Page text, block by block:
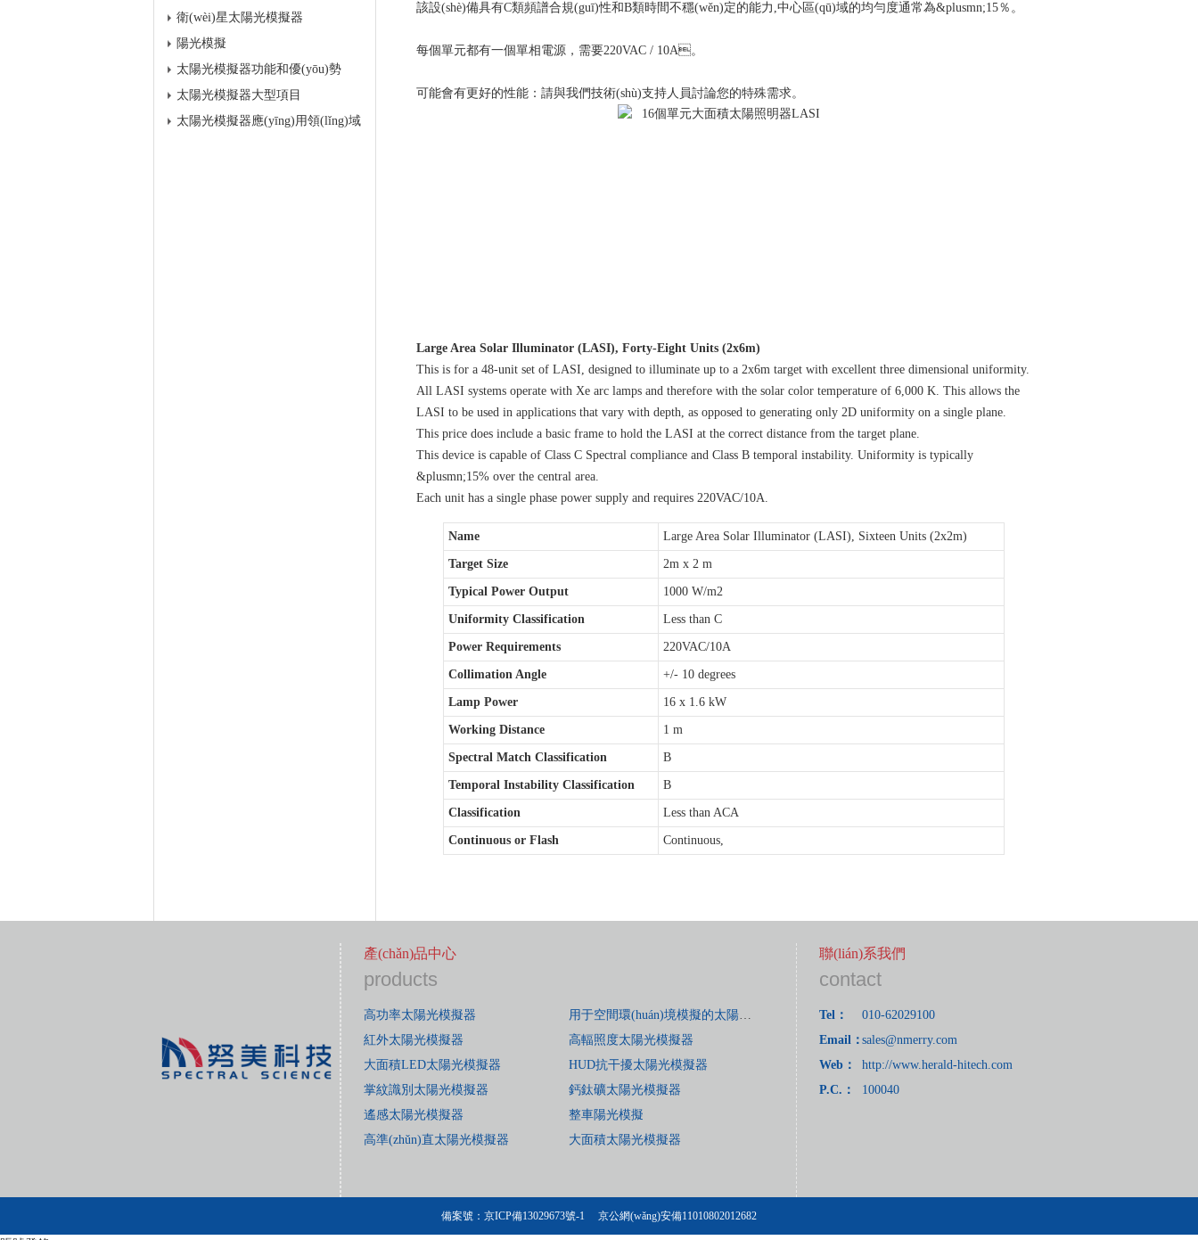
衛(wèi)星太陽光模擬器
陽光模擬
太陽光模擬器功能和優(yōu)勢
太陽光模擬器大型項目
太陽光模擬器應(yīng)用領(lǐng)域
該設(shè)備具有C類頻譜合規(guī)性和B類時間不穩(wěn)定的能力,中心區(qū)域的均勻度通常為&plusmn;15％。
每個單元都有一個單相電源，需要220VAC / 10A。
可能會有更好的性能：請與我們技術(shù)支持人員討論您的特殊需求。
Large Area Solar Illuminator (LASI), Forty-Eight Units (2x6m)
This is for a 48-unit set of LASI, designed to illuminate up to a 2x6m target with excellent three dimensional uniformity.
All LASI systems operate with Xe arc lamps and therefore with the solar color temperature of 6,000 K. This allows the
LASI to be used in applications that vary with depth, as opposed to generating only 2D uniformity on a single plane.
This price does include a basic frame to hold the LASI at the correct distance from the target plane.
This device is capable of Class C Spectral compliance and Class B temporal instability. Uniformity is typically
&plusmn;15% over the central area.
Each unit has a single phase power supply and requires 220VAC/10A.
Name Large Area Solar Illuminator (LASI), Sixteen Units (2x2m)
Target Size 2m x 2 m
Typical Power Output 1000 W/m2
Uniformity Classification Less than C
Power Requirements 220VAC/10A
Collimation Angle +/- 10 degrees
Lamp Power 16 x 1.6 kW
Working Distance 1 m
Spectral Match Classification B
Temporal Instability Classification B
Classification Less than ACA
Continuous or Flash Continuous,
產(chǎn)品中心
products
高功率太陽光模擬器
用于空間環(huán)境模擬的太陽光模擬器
紅外太陽光模擬器
高輻照度太陽光模擬器
大面積LED太陽光模擬器
HUD抗干擾太陽光模擬器
掌紋識別太陽光模擬器
鈣鈦礦太陽光模擬器
遙感太陽光模擬器
整車陽光模擬
高準(zhǔn)直太陽光模擬器
大面積太陽光模擬器
聯(lián)系我們
contact
Tel：
010-62029100
Email：sales@nmerry.com
Web：
http://www.herald-hitech.com
P.C.：
100040
備案號： 京ICP備13029673號-1 京公網(wǎng)安備11010802012682